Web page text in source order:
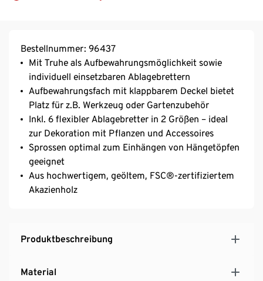
Bestellnummer: 96437
Mit Truhe als Aufbewahrungsmöglichkeit sowie
individuell einsetzbaren Ablagebrettern
Aufbewahrungsfach mit klappbarem Deckel bietet
Platz für z.B. Werkzeug oder Gartenzubehör
Inkl. 6 flexibler Ablagebretter in 2 Größen – ideal
zur Dekoration mit Pflanzen und Accessoires
Sprossen optimal zum Einhängen von Hängetöpfen
geeignet
Aus hochwertigem, geöltem, FSC®-zertifiziertem
Akazienholz
Produktbeschreibung
Material